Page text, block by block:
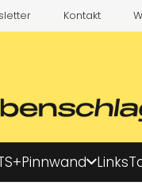
Kontakt
Pinnwand Links